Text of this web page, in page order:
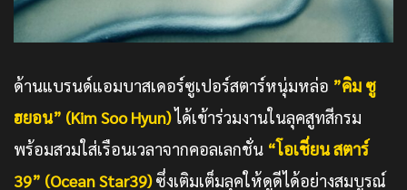
ด้านแบรนด์แอมบาสเดอร์ซูเปอร์สตาร์หนุ่มหล่อ ”คิม ซู
ฮยอน” (Kim Soo Hyun)ได้เข้าร่วมงานในลุคสูทสีกรม
พร้อมสวมใส่เรือนเวลาจากคอลเลกชั่น “โอเชี่ยน สตาร์
39” (Ocean Star39)ซึ่งเติมเต็มลุคให้ดูดีได้อย่างสมบูรณ์